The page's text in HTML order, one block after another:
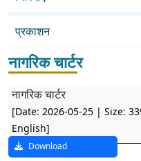
प्रकाशन
नागरिक चार्टर
नागरिक चार्टर
[Date: 2026-05-25 | Size:
English]
Download